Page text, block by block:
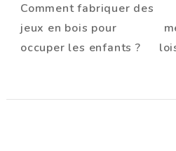
d'article
Comment fabriquer des
jeux en bois pour
occuper les enfants ?